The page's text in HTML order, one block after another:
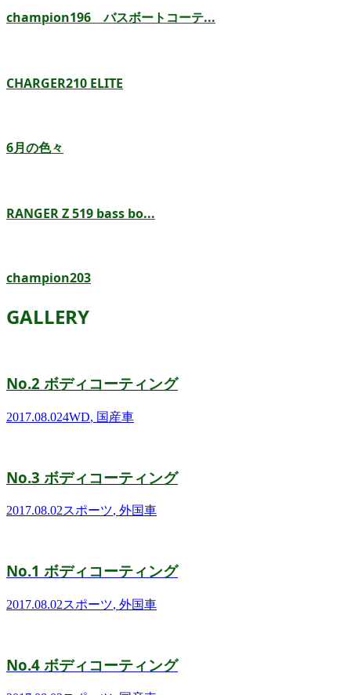
champion196 バスボートコーテ...
CHARGER210 ELITE
6月の色々
RANGER Z 519 bass bo...
champion203
GALLERY
No.2 ボディコーティング
2017.08.024WD, 国産車
No.3 ボディコーティング
2017.08.02スポーツ, 外国車
No.1 ボディコーティング
2017.08.02スポーツ, 外国車
No.4 ボディコーティング